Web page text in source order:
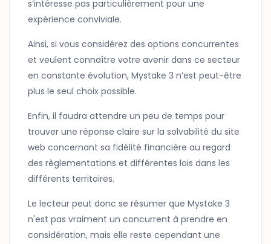
s’intéresse pas particulièrement pour une
expérience conviviale.
Ainsi, si vous considérez des options concurrentes
et veulent connaître votre avenir dans ce secteur
en constante évolution, Mystake 3 n’est peut-être
plus le seul choix possible.
Enfin, il faudra attendre un peu de temps pour
trouver une réponse claire sur la solvabilité du site
web concernant sa fidélité financière au regard
des règlementations et différentes lois dans les
différents territoires.
Le lecteur peut donc se résumer que Mystake 3
n'est pas vraiment un concurrent à prendre en
considération, mais elle reste cependant une